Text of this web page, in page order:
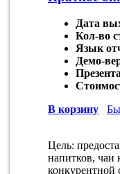
Дата
Кол-во
Язык
Демо-
В корзину
Цель:
напитков, чаи
конкурентной